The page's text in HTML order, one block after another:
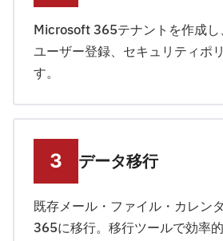
Microsoft 365テナントを作成し
ユーザー登録、セキュリティポ
す。
データ移行
既存メール・ファイル・カレン
365に移行。移行ツールで効率的